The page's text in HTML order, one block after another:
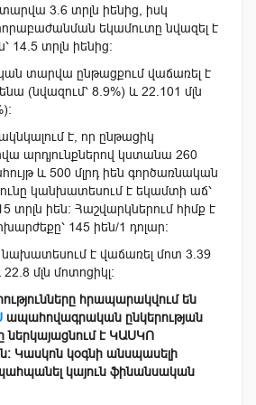
3.6 տրլն իենից, իսկ
եկամուտը նվազել է
14.5 տրլն իենից։
տարվա ընթացքում վաճառել է
(նվազում՝ 8.9%) և 22.101 մլն
է, որ ընթացիկ
արդյունքներով կստանա 260
և 500 մլրդ իեն գործառնական
կանխատեսում է եկամտի աճ՝
տրլն իեն։ Հաշվարկներում հիմք է
145 իեն/1 դոլար։
նախատեսում է վաճառել մոտ 3.39
մլն մոտոցիկլ։
հրապարակվում են
ապահովագրական ընկերության
ներկայացնում է ԿԱՍԿՈ
Կասկոն կօգնի անսպասելի
կայուն ֆինանսական